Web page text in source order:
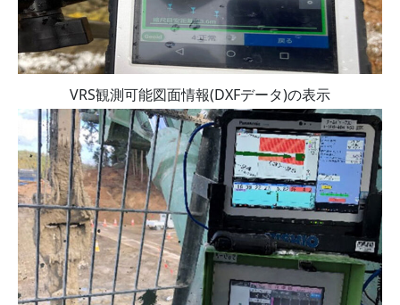
VRS観測可能図面情報(DXFデータ)の表示